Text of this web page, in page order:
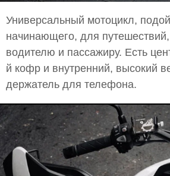
Универсальный мотоцикл,
начинающего, для
водителю и пассажиру. Есть
й кофр и внутренний, высокий
держатель для телефона.